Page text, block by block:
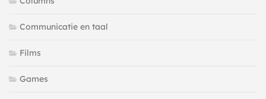
Communicatie en taal
Films
Games